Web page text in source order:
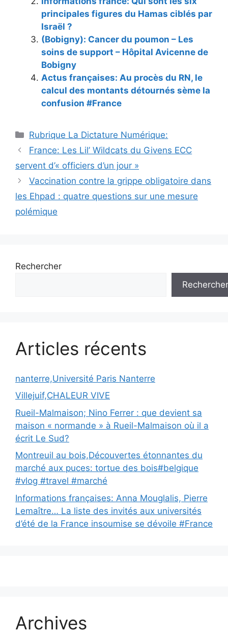
principales figures du Hamas ciblés par
Israël ?
(Bobigny): Cancer du poumon – Les
soins de support – Hôpital Avicenne de
Bobigny
Actus françaises: Au procès du RN, le
calcul des montants détournés sème la
confusion #France
Catégories
Rubrique La Dictature Numérique:
France: Les Lil’ Wildcats du Givens ECC
servent d’« officiers d’un jour »
Vaccination contre la grippe obligatoire dans
les Ehpad : quatre questions sur une mesure
polémique
Rechercher
Rechercher
Articles récents
nanterre,Université Paris Nanterre
Villejuif,CHALEUR VIVE
Rueil-Malmaison; Nino Ferrer : que devient sa
maison « normande » à Rueil-Malmaison où il a
écrit Le Sud?
Montreuil au bois,Découvertes étonnantes du
marché aux puces: tortue des bois#belgique
#vlog #travel #marché
Informations françaises: Anna Mouglalis, Pierre
Lemaître… La liste des invités aux universités
d’été de la France insoumise se dévoile #France
Archives